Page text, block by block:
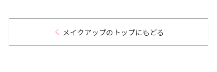
メイクアップのトップにもどる